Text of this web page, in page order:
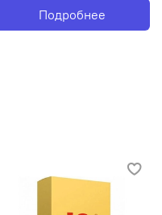
Подробнее